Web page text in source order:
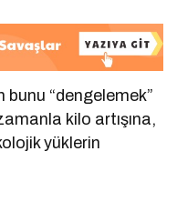
bunu “dengelemek”
kilo artışına,
yüklerin